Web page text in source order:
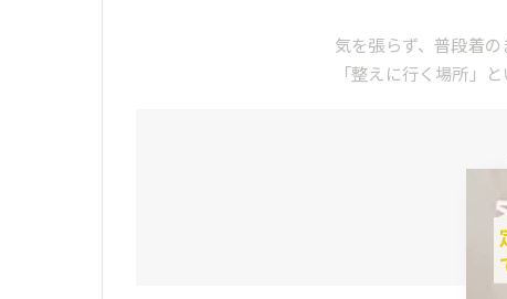
気を張らず、普段着の
「整えに行く場所」